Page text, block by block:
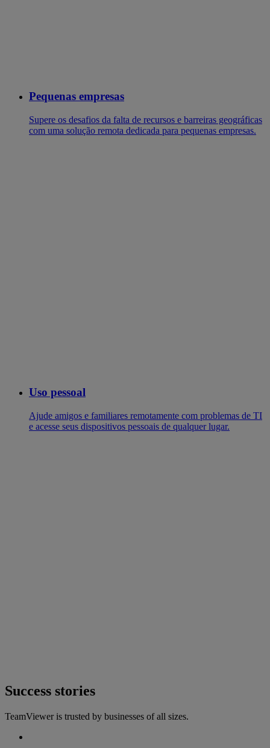
Pequenas empresas
Supere os desafios da falta de recursos e barreiras geográficas
com uma solução remota dedicada para pequenas empresas.
Uso pessoal
Ajude amigos e familiares remotamente com problemas de TI
e acesse seus dispositivos pessoais de qualquer lugar.
Success stories
TeamViewer is trusted by businesses of all sizes.